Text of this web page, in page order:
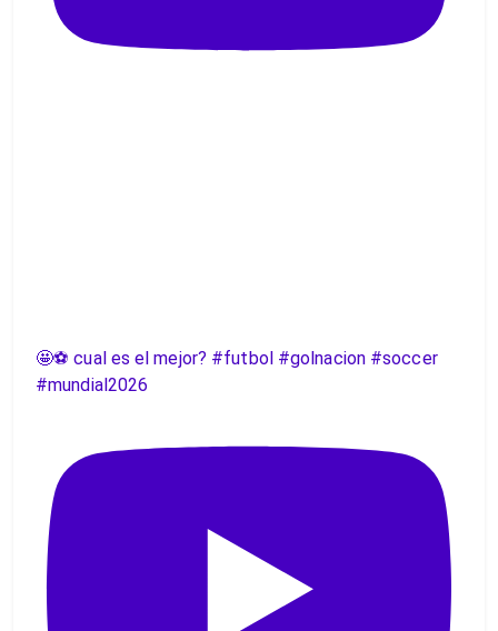
🤩⚽️ cual es el mejor? #futbol #golnacion #soccer
#mundial2026